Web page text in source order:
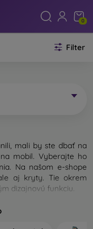
0
Filter
mali by ste dbať na
mobil. Vyberajte ho
Na našom e-shope
aj kryty. Tie okrem
dizajnovú funkciu.
kryt. Je určený na
kryty na mobil sa